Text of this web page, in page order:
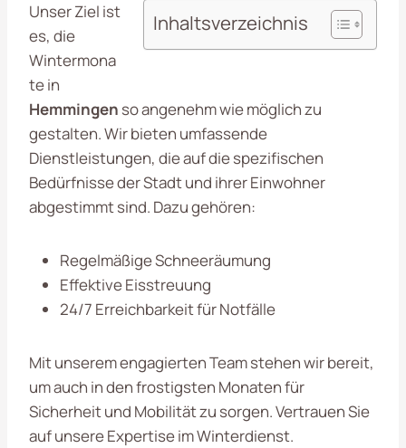
Inhaltsverzeichnis
Unser Ziel ist
es, die
Wintermona
te in
Hemmingen so angenehm wie möglich zu
gestalten. Wir bieten umfassende
Dienstleistungen, die auf die spezifischen
Bedürfnisse der Stadt und ihrer Einwohner
abgestimmt sind. Dazu gehören:
Regelmäßige Schneeräumung
Effektive Eisstreuung
24/7 Erreichbarkeit für Notfälle
Mit unserem engagierten Team stehen wir bereit,
um auch in den frostigsten Monaten für
Sicherheit und Mobilität zu sorgen. Vertrauen Sie
auf unsere Expertise im Winterdienst.